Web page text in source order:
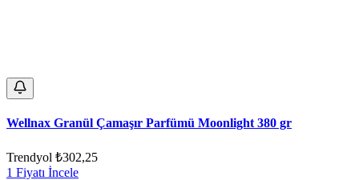
Wellnax Granül Çamaşır Parfümü Moonlight 380 gr
Trendyol ₺302,25
1 Fiyatı İncele